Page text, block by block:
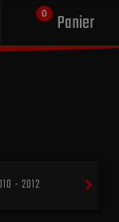
Panier
Échappement sportif
pour votre moto
- 2012